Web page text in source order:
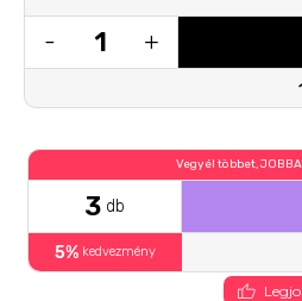
- 1 +
Vegyél többet,
3 db
5% kedvezmény